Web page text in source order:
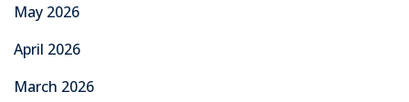
May 2026
April 2026
March 2026